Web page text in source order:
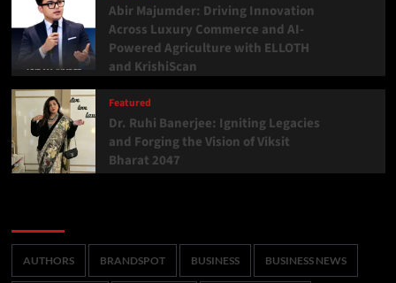
Abir Majumder: Driving Innovation
Across Luxury Commerce and AI-
Powered Agriculture with ELLOTH
and KrishiScan
Featured
Dr. Ruhi Banerjee: Igniting Legacies
and Forging the Vision of Viksit
Bharat 2047
AUTHORS BRANDSPOT BUSINESS BUSINESS NEWS